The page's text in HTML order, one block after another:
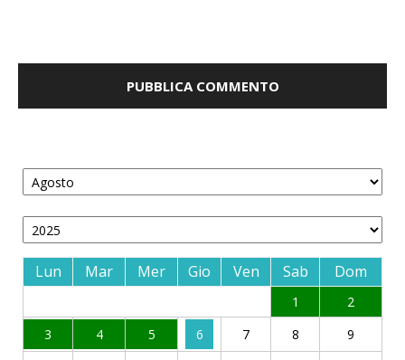
Lun Mar Mer Gio Ven Sab Dom
1
2
3
4 5 6 7 8
9
10
11 12 13 14 15
16